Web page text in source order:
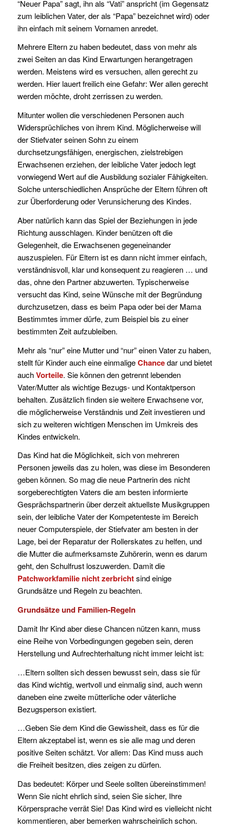
“Neuer Papa” sagt, ihn als “Vati” anspricht (im Gegensatz
zum leiblichen Vater, der als “Papa” bezeichnet wird) oder
ihn einfach mit seinem Vornamen anredet.
Mehrere Eltern zu haben bedeutet, dass von mehr als
zwei Seiten an das Kind Erwartungen herangetragen
werden. Meistens wird es versuchen, allen gerecht zu
werden. Hier lauert freilich eine Gefahr: Wer allen gerecht
werden möchte, droht zerrissen zu werden.
Mitunter wollen die verschiedenen Personen auch
Widersprüchliches von ihrem Kind. Möglicherweise will
der Stiefvater seinen Sohn zu einem
durchsetzungsfähigen, energischen, zielstrebigen
Erwachsenen erziehen, der leibliche Vater jedoch legt
vorwiegend Wert auf die Ausbildung sozialer Fähigkeiten.
Solche unterschiedlichen Ansprüche der Eltern führen oft
zur Überforderung oder Verunsicherung des Kindes.
Aber natürlich kann das Spiel der Beziehungen in jede
Richtung ausschlagen. Kinder benützen oft die
Gelegenheit, die Erwachsenen gegeneinander
auszuspielen. Für Eltern ist es dann nicht immer einfach,
verständnisvoll, klar und konsequent zu reagieren … und
das, ohne den Partner abzuwerten. Typischerweise
versucht das Kind, seine Wünsche mit der Begründung
durchzusetzen, dass es beim Papa oder bei der Mama
Bestimmtes immer dürfe, zum Beispiel bis zu einer
bestimmten Zeit aufzubleiben.
Mehr als “nur” eine Mutter und “nur” einen Vater zu haben,
stellt für Kinder auch eine einmaligeChancedar und bietet
auchVorteile. Sie können den getrennt lebenden
Vater/Mutter als wichtige Bezugs- und Kontaktperson
behalten. Zusätzlich finden sie weitere Erwachsene vor,
die möglicherweise Verständnis und Zeit investieren und
sich zu weiteren wichtigen Menschen im Umkreis des
Kindes entwickeln.
Das Kind hat die Möglichkeit, sich von mehreren
Personen jeweils das zu holen, was diese im Besonderen
geben können. So mag die neue Partnerin des nicht
sorgeberechtigten Vaters die am besten informierte
Gesprächspartnerin über derzeit aktuellste Musikgruppen
sein, der leibliche Vater der Kompetenteste im Bereich
neuer Computerspiele, der Stiefvater am besten in der
Lage, bei der Reparatur der Rollerskates zu helfen, und
die Mutter die aufmerksamste Zuhörerin, wenn es darum
geht, den Schulfrust loszuwerden. Damit die
Patchworkfamilienicht zerbrichtsind einige
Grundsätze und Regeln zu beachten.
Grundsätze und Familien-Regeln
Damit Ihr Kind aber diese Chancen nützen kann, muss
eine Reihe von Vorbedingungen gegeben sein, deren
Herstellung und Aufrechterhaltung nicht immer leicht ist:
…Eltern sollten sich dessen bewusst sein, dass sie für
das Kind wichtig, wertvoll und einmalig sind, auch wenn
daneben eine zweite mütterliche oder väterliche
Bezugsperson existiert.
…Geben Sie dem Kind die Gewissheit, dass es für die
Eltern akzeptabel ist, wenn es sie alle mag und deren
positive Seiten schätzt. Vor allem: Das Kind muss auch
die Freiheit besitzen, dies zeigen zu dürfen.
Das bedeutet: Körper und Seele sollten übereinstimmen!
Wenn Sie nicht ehrlich sind, seien Sie sicher, Ihre
Körpersprache verrät Sie! Das Kind wird es vielleicht nicht
kommentieren, aber bemerken wahrscheinlich schon.